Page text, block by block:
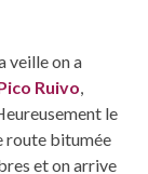
veille on a
Ruivo
le
route bitumée
et on arrive